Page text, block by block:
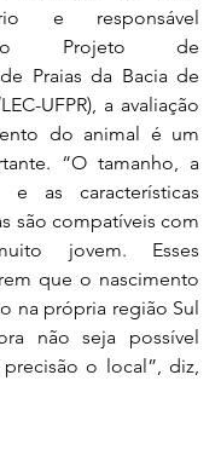
e responsável
Projeto de
Praias da Bacia de
UFPR), a avaliação
do animal é um
“O tamanho, a
e as características
são compatíveis com
jovem. Esses
que o nascimento
na própria região Sul
não seja possível
o local”, diz,